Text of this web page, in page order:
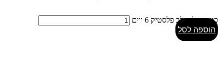
כמות של קולב פלסטיק 6 ווים
הוספה לסל